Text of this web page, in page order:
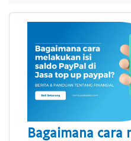
Bagaimana cara